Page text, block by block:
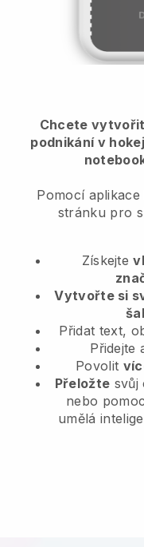
Chcete
podnikání v
Pomocí
stránku pro
Získejte
Vytvořte si
Přidat text,
Přidejte
Povolit
Přeložte svůj
nebo
umělá